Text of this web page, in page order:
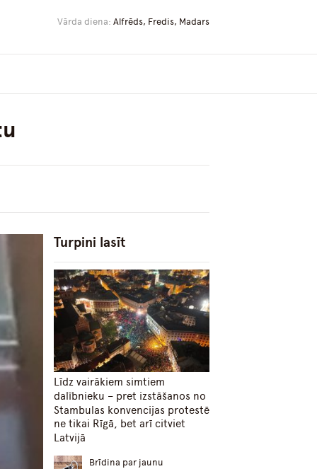
Vārda diena: Alfrēds, Fredis, Madars
Turpini lasīt
Līdz vairākiem simtiem
dalībnieku – pret izstāšanos no
Stambulas konvencijas protestē
ne tikai Rīgā, bet arī citviet
Latvijā
Brīdina par jaunu